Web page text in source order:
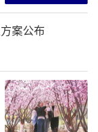
情况。人文
意识研究中
的语言，也
民族音乐了
各民族的交
民族共同体
案公布